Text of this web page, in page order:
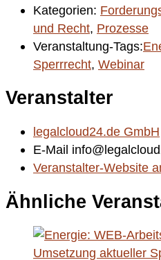
Kategorien:
und Recht, Prozesse
Veranstaltung-Tags:
Sperrrecht, Webinar
Veranstalter
legalcloud24.de GmbH
E-Mail
Veranstalter-Website
Ähnliche